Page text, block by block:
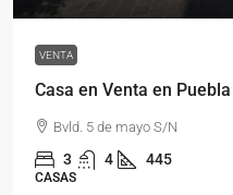
VENTA
Casa en Venta en
Bvld. 5 de mayo S/N
3 4 445
CASAS